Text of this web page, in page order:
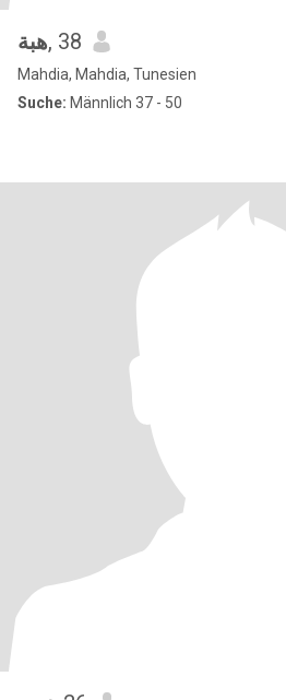
هبة, 38
Mahdia, Mahdia, Tunesien
Suche: Männlich 37 - 50